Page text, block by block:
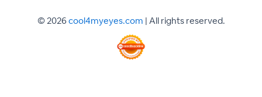
© 2026cool4myeyes.com | All rights reserved.